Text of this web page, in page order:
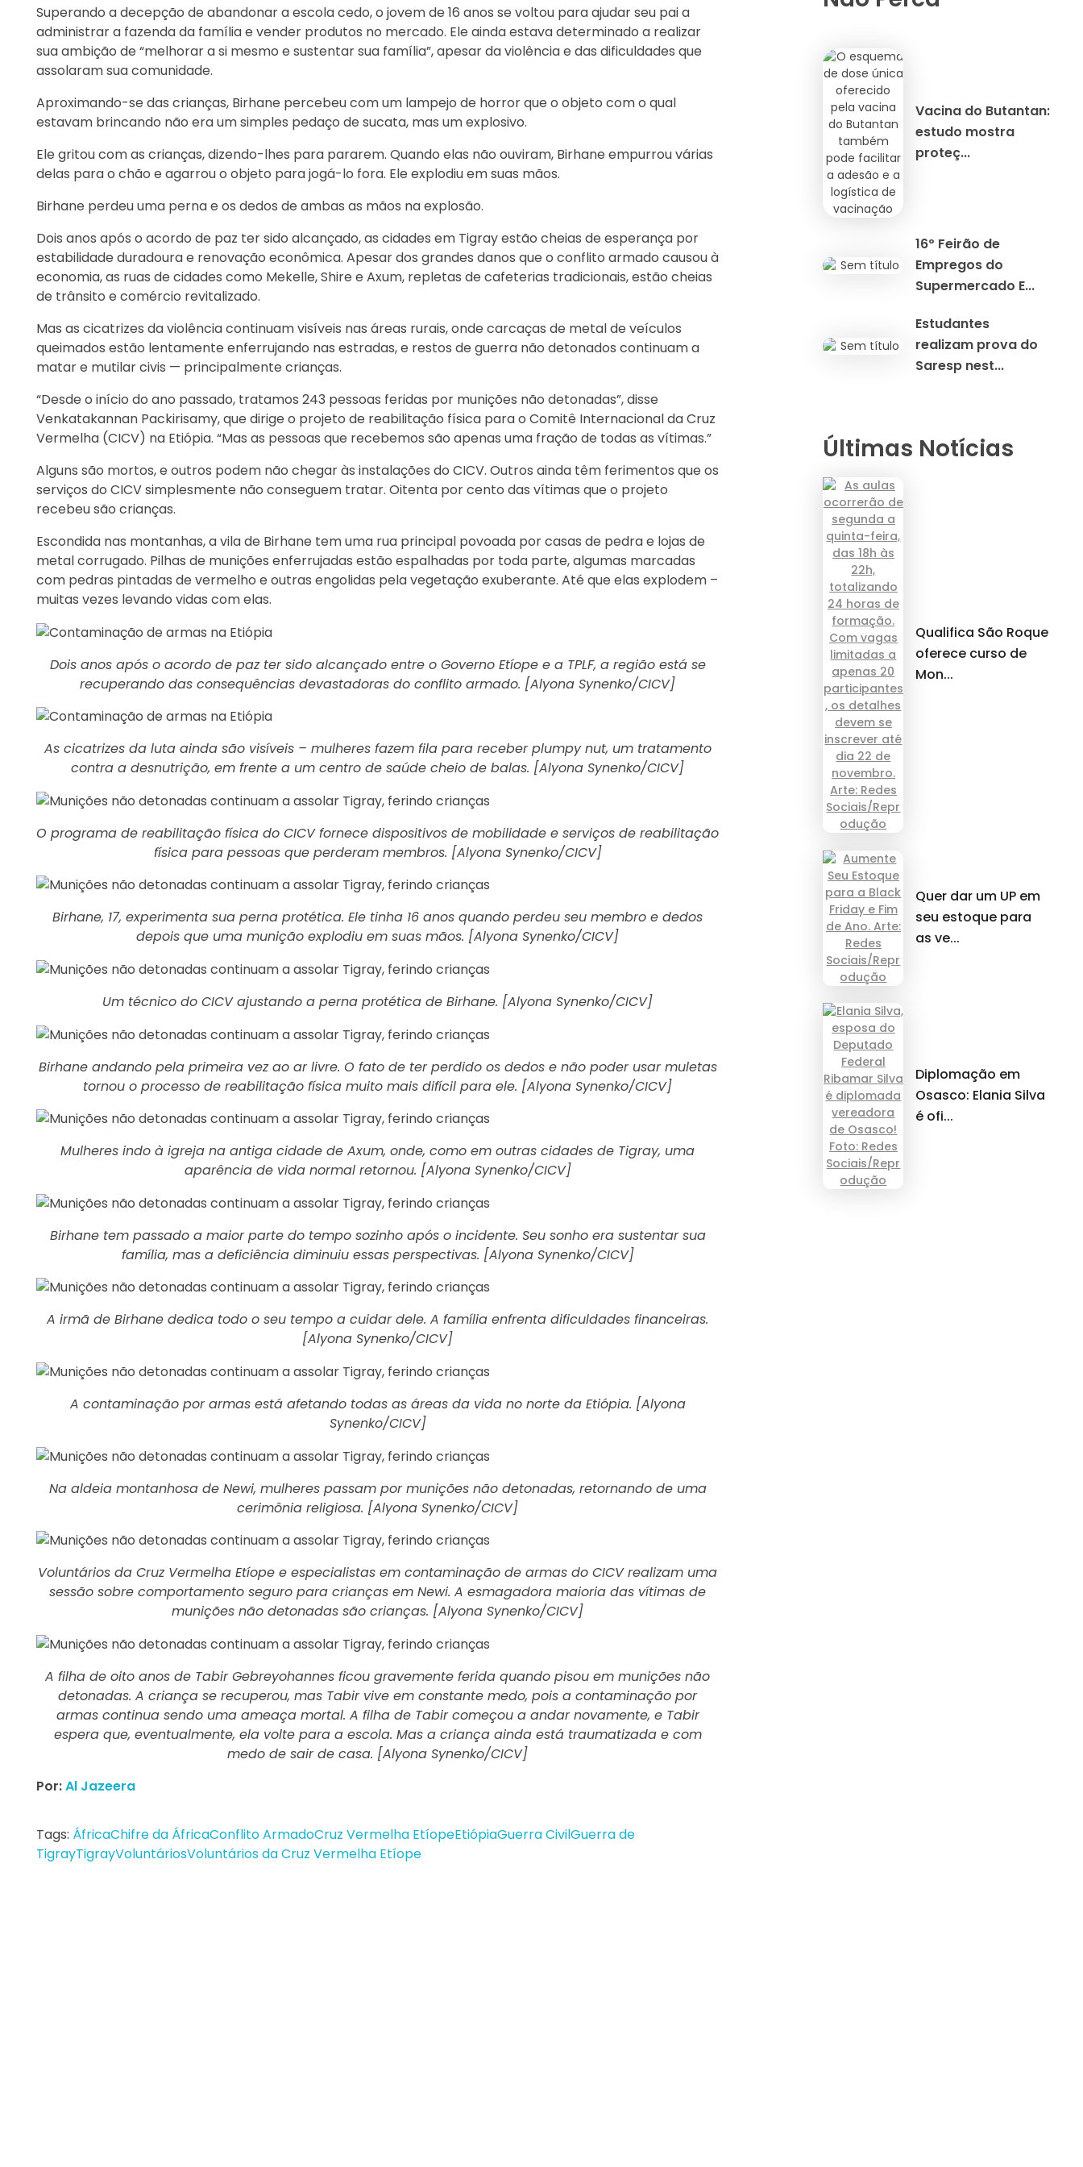
Superando a decepção de abandonar a escola cedo, o jovem de 16 anos se voltou para ajudar seu pai a
administrar a fazenda da família e vender produtos no mercado. Ele ainda estava determinado a realizar
sua ambição de “melhorar a si mesmo e sustentar sua família”, apesar da violência e das dificuldades que
assolaram sua comunidade.
Aproximando-se das crianças, Birhane percebeu com um lampejo de horror que o objeto com o qual
estavam brincando não era um simples pedaço de sucata, mas um explosivo.
Ele gritou com as crianças, dizendo-lhes para pararem. Quando elas não ouviram, Birhane empurrou várias
delas para o chão e agarrou o objeto para jogá-lo fora. Ele explodiu em suas mãos.
Birhane perdeu uma perna e os dedos de ambas as mãos na explosão.
Dois anos após o acordo de paz ter sido alcançado, as cidades em Tigray estão cheias de esperança por
estabilidade duradoura e renovação econômica. Apesar dos grandes danos que o conflito armado causou à
economia, as ruas de cidades como Mekelle, Shire e Axum, repletas de cafeterias tradicionais, estão cheias
de trânsito e comércio revitalizado.
Mas as cicatrizes da violência continuam visíveis nas áreas rurais, onde carcaças de metal de veículos
queimados estão lentamente enferrujando nas estradas, e restos de guerra não detonados continuam a
matar e mutilar civis — principalmente crianças.
“Desde o início do ano passado, tratamos 243 pessoas feridas por munições não detonadas”, disse
Venkatakannan Packirisamy, que dirige o projeto de reabilitação física para o Comitê Internacional da Cruz
Vermelha (CICV) na Etiópia. “Mas as pessoas que recebemos são apenas uma fração de todas as vítimas.”
Alguns são mortos, e outros podem não chegar às instalações do CICV. Outros ainda têm ferimentos que os
serviços do CICV simplesmente não conseguem tratar. Oitenta por cento das vítimas que o projeto
recebeu são crianças.
Escondida nas montanhas, a vila de Birhane tem uma rua principal povoada por casas de pedra e lojas de
metal corrugado. Pilhas de munições enferrujadas estão espalhadas por toda parte, algumas marcadas
com pedras pintadas de vermelho e outras engolidas pela vegetação exuberante. Até que elas explodem –
muitas vezes levando vidas com elas.
Dois anos após o acordo de paz ter sido alcançado entre o Governo Etíope e a TPLF, a região está se
recuperando das consequências devastadoras do conflito armado. [Alyona Synenko/CICV]
As cicatrizes da luta ainda são visíveis – mulheres fazem fila para receber plumpy nut, um tratamento
contra a desnutrição, em frente a um centro de saúde cheio de balas. [Alyona Synenko/CICV]
O programa de reabilitação física do CICV fornece dispositivos de mobilidade e serviços de reabilitação
física para pessoas que perderam membros. [Alyona Synenko/CICV]
Birhane, 17, experimenta sua perna protética. Ele tinha 16 anos quando perdeu seu membro e dedos
depois que uma munição explodiu em suas mãos. [Alyona Synenko/CICV]
Um técnico do CICV ajustando a perna protética de Birhane. [Alyona Synenko/CICV]
Birhane andando pela primeira vez ao ar livre. O fato de ter perdido os dedos e não poder usar muletas
tornou o processo de reabilitação física muito mais difícil para ele. [Alyona Synenko/CICV]
Mulheres indo à igreja na antiga cidade de Axum, onde, como em outras cidades de Tigray, uma
aparência de vida normal retornou. [Alyona Synenko/CICV]
Birhane tem passado a maior parte do tempo sozinho após o incidente. Seu sonho era sustentar sua
família, mas a deficiência diminuiu essas perspectivas. [Alyona Synenko/CICV]
A irmã de Birhane dedica todo o seu tempo a cuidar dele. A família enfrenta dificuldades financeiras.
[Alyona Synenko/CICV]
A contaminação por armas está afetando todas as áreas da vida no norte da Etiópia. [Alyona
Synenko/CICV]
Na aldeia montanhosa de Newi, mulheres passam por munições não detonadas, retornando de uma
cerimônia religiosa. [Alyona Synenko/CICV]
Voluntários da Cruz Vermelha Etíope e especialistas em contaminação de armas do CICV realizam uma
sessão sobre comportamento seguro para crianças em Newi. A esmagadora maioria das vítimas de
munições não detonadas são crianças. [Alyona Synenko/CICV]
A filha de oito anos de Tabir Gebreyohannes ficou gravemente ferida quando pisou em munições não
detonadas. A criança se recuperou, mas Tabir vive em constante medo, pois a contaminação por
armas continua sendo uma ameaça mortal. A filha de Tabir começou a andar novamente, e Tabir
espera que, eventualmente, ela volte para a escola. Mas a criança ainda está traumatizada e com
medo de sair de casa. [Alyona Synenko/CICV]
Por:Al Jazeera
Tags: ÁfricaChifre da ÁfricaConflito ArmadoCruz Vermelha EtíopeEtiópiaGuerra CivilGuerra de
TigrayTigrayVoluntáriosVoluntários da Cruz Vermelha Etíope
Vacina do Butantan:
estudo mostra
proteç...
16º Feirão de
Empregos do
Supermercado E...
Estudantes
realizam prova do
Saresp nest...
Últimas Notícias
Qualifica São Roque
oferece curso de
Mon...
Quer dar um UP em
seu estoque para
as ve...
Diplomação em
Osasco: Elania Silva
é ofi...